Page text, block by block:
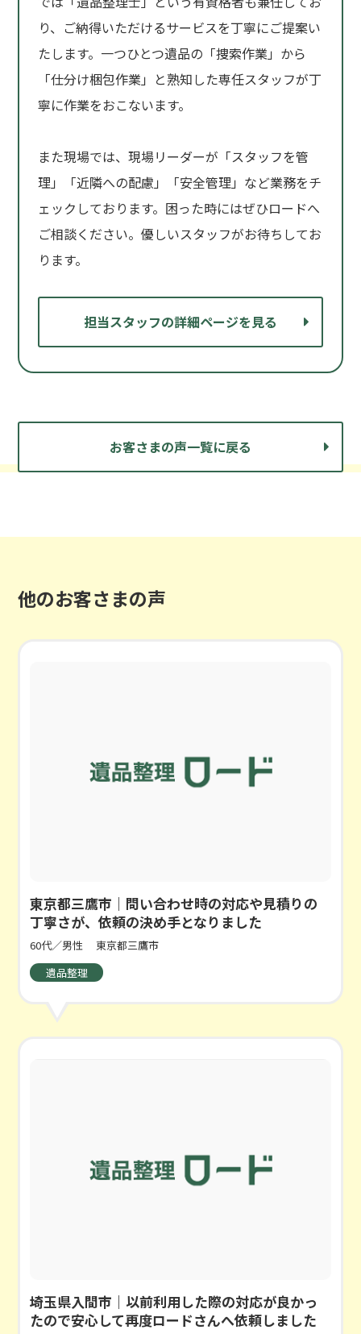
り、ご納得いただけるサービスを丁寧にご提案い
たします。一つひとつ遺品の「捜索作業」から
「仕分け梱包作業」と熟知した専任スタッフが丁
寧に作業をおこないます。
また現場では、現場リーダーが「スタッフを管
理」「近隣への配慮」「安全管理」など業務をチ
ェックしております。困った時にはぜひロードへ
ご相談ください。優しいスタッフがお待ちしてお
ります。
担当スタッフの詳細ページを見る
お客さまの声一覧に戻る
他のお客さまの声
東京都三鷹市｜問い合わせ時の対応や見積りの
丁寧さが、依頼の決め手となりました
60代／男性
東京都三鷹市
遺品整理
埼玉県入間市｜以前利用した際の対応が良かっ
たので安心して再度ロードさんへ依頼しました